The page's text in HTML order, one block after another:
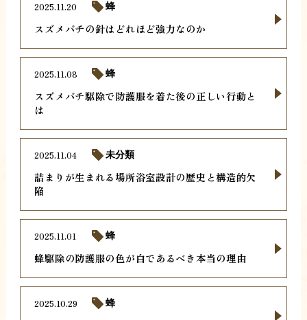
スズメバチの針はどれほど強力なのか
2025.11.20 蜂
スズメバチ駆除で防護服を着た後の正しい行動と
は
2025.11.08 蜂
詰まりが生まれる場所浴室設計の歴史と構造的欠
陥
2025.11.04 未分類
蜂駆除の防護服の色が白であるべき本当の理由
2025.11.01 蜂
2025.10.29 蜂